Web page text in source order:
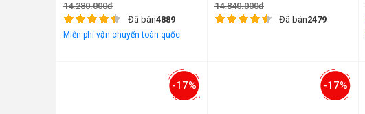
14.280.000đ
Đã bán4889
Miễn phí vận chuyển toàn quốc
14.840.000đ
Đã bán2479
-17% -17%